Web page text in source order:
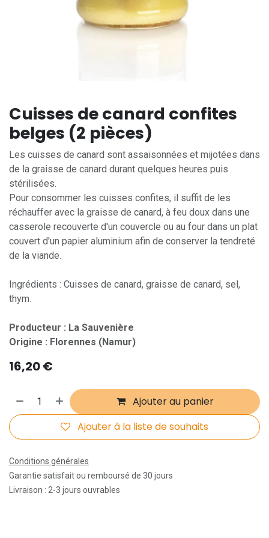
Cuisses de canard confites
belges (2 pièces)
Les cuisses de canard sont assaisonnées et mijotées dans
de la graisse de canard durant quelques heures puis
stérilisées.
Pour consommer les cuisses confites, il suffit de les
réchauffer avec la graisse de canard, à feu doux dans une
casserole recouverte d'un couvercle ou au four dans un plat
couvert d'un papier aluminium afin de conserver la tendreté
de la viande.
Ingrédients : Cuisses de canard, graisse de canard, sel,
thym.
Producteur : La Sauvenière
Origine : Florennes (Namur)
16,20€
Ajouter au panier
Ajouter à la liste de souhaits
Conditions générales
Garantie satisfait ou remboursé de 30 jours
Livraison : 2-3 jours ouvrables